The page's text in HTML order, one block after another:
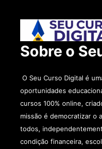
Sobre o
O Seu Curso Digital é
oportunidades
cursos 100% online,
missão é democratizar o
todos,
condição financeira,